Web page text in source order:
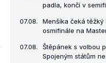
padla, končí v
07.08.
Menšíka čeká těžký
osmifinále na
07.08.
Štěpánek s volbou
Spojeným státům